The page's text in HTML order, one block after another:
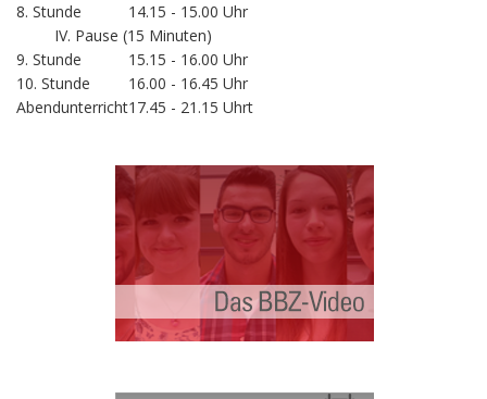
8. Stunde
14.15 - 15.00 Uhr
IV. Pause (15 Minuten)
9. Stunde
15.15 - 16.00 Uhr
10. Stunde
16.00 - 16.45 Uhr
Abendunterricht17.45 - 21.15 Uhrt